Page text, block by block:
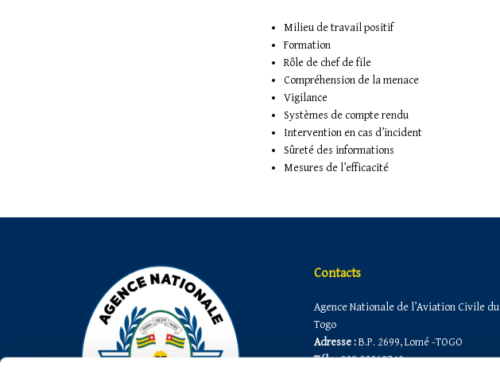
Milieu de travail positif
Formation
Rôle de chef de file
Compréhension de la menace
Vigilance
Systèmes de compte rendu
Intervention en cas d’incident
Sûreté des informations
Mesures de l’efficacité
Contacts
Agence Nationale de l’Aviation Civile du
Togo
Adresse :B.P. 2699, Lomé -TOGO
Tél :+228 22263740